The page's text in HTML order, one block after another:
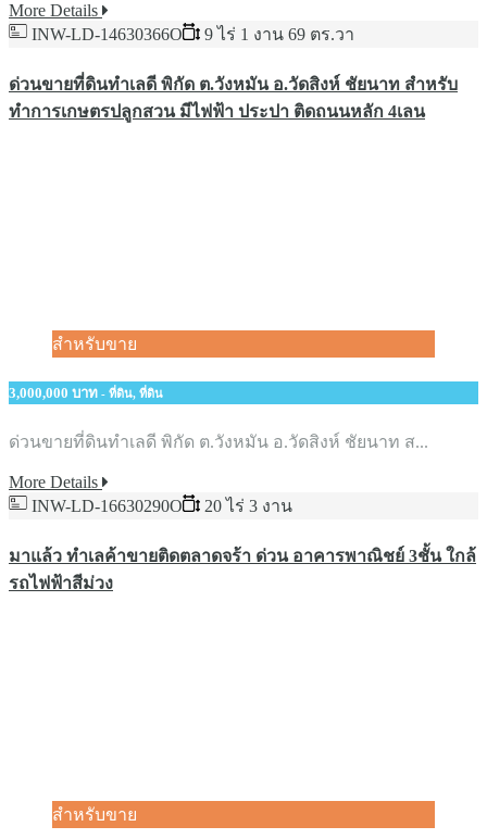
More Details
INW-LD-14630366O
9 ไร่ 1 งาน 69 ตร.วา
ด่วนขายที่ดินทำเลดี พิกัด ต.วังหมัน อ.วัดสิงห์ ชัยนาท สำหรับ
ทำการเกษตรปลูกสวน มีไฟฟ้า ประปา ติดถนนหลัก 4เลน
สำหรับขาย
3,000,000 บาท - ที่ดิน, ที่ดิน
ด่วนขายที่ดินทำเลดี พิกัด ต.วังหมัน อ.วัดสิงห์ ชัยนาท ส...
More Details
INW-LD-16630290O
20 ไร่ 3 งาน
มาแล้ว ทำเลค้าขายติดตลาดจร้า ด่วน อาคารพาณิชย์ 3ชั้น ใกล้
รถไฟฟ้าสีม่วง
สำหรับขาย